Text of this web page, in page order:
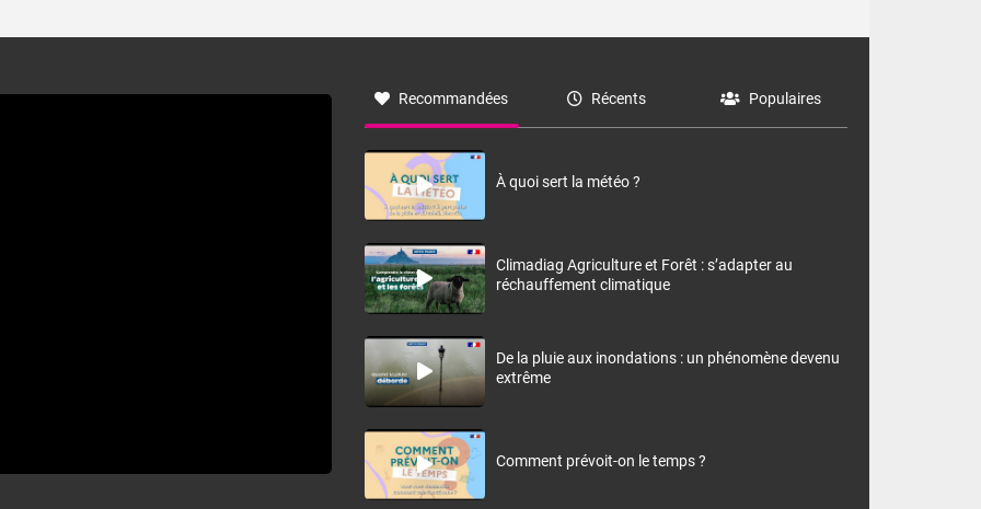
à nord-ouest, dans un secteur qui part du Roussillon à la
monts, en allusion aux régions montagneuses d’où
Recommandées Récents Populaires
À quoi sert la météo ?
Climadiag Agriculture et Forêt : s’adapter au
réchauffement climatique
De la pluie aux inondations : un phénomène devenu
extrême
Comment prévoit-on le temps ?